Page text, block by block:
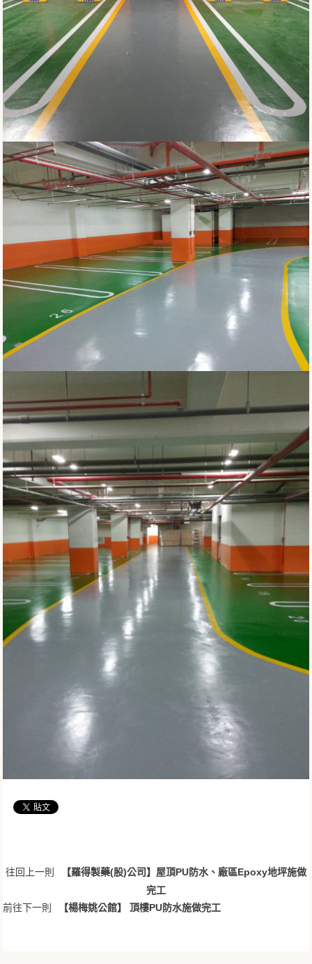
往回上一則
【羅得製藥(股)公司】屋頂PU防水、廠區Epoxy地坪施做
完工
前往下一則
【楊梅姚公館】 頂樓PU防水施做完工